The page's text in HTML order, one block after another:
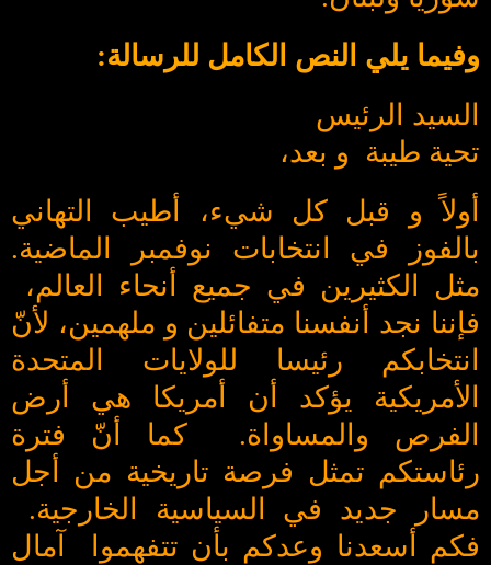
وفيما يلي النص الكامل للرسالة:
السيد الرئيس
تحية طيبة و بعد،
أولاً و قبل كل شيء، أطيب التهاني
بالفوز في انتخابات نوفمبر الماضية.
مثل الكثيرين في جميع أنحاء العالم،
فإننا نجد أنفسنا متفائلين و ملهمين، لأنّ
انتخابكم رئيسا للولايات المتحدة
الأمريكية يؤكد أن أمريكا هي أرض
الفرص والمساواة. كما أنّ فترة
رئاستكم تمثل فرصة تاريخية من أجل
مسار جديد في السياسية الخارجية.
فكم أسعدنا وعدكم بأن تتفهموا آمال